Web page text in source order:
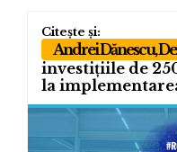
Andrei Dănescu,
investițiile de
la